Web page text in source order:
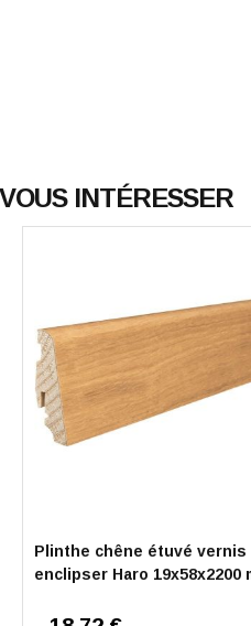
INTÉRESSER
Plinthe chêne étuvé vernis
enclipser Haro 19x58x2200